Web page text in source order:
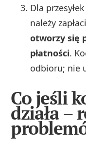
Dla
należy
otworzy się
płatności.
odbioru; nie
Co jeśli
działa –